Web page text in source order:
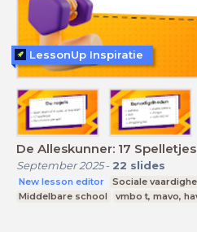
De Alleskunner: 17
September 2025- 22 slides
New lesson editor Sociale
Middelbare school
vmbo t, mavo,
LessonUp Inspiratie